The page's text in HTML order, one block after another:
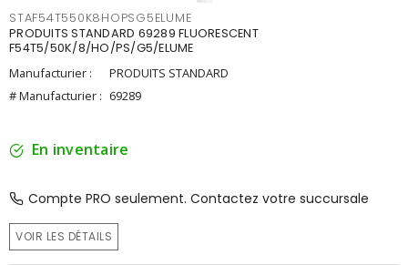
STAF54T550K8HOPSG5ELUME
PRODUITS STANDARD 69289 FLUORESCENT
F54T5/50K/8/HO/PS/G5/ELUME
Manufacturier :
PRODUITS STANDARD
# Manufacturier : 69289
En inventaire
Compte PRO seulement. Contactez votre succursale
VOIR LES DÉTAILS